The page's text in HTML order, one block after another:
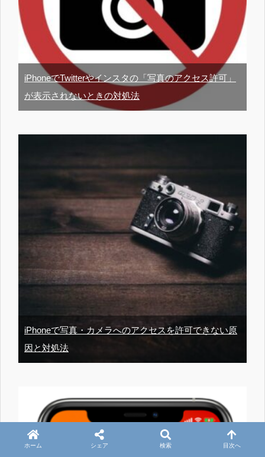
iPhoneでTwitterやインスタの「写真のアクセス許可」
が表示されないときの対処法
iPhoneで写真・カメラへのアクセスを許可できない原
因と対処法
ホーム シェア 検索 目次へ